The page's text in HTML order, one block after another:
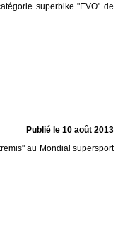
superbike "EVO" de
Publié le 10 août 2013
au Mondial supersport